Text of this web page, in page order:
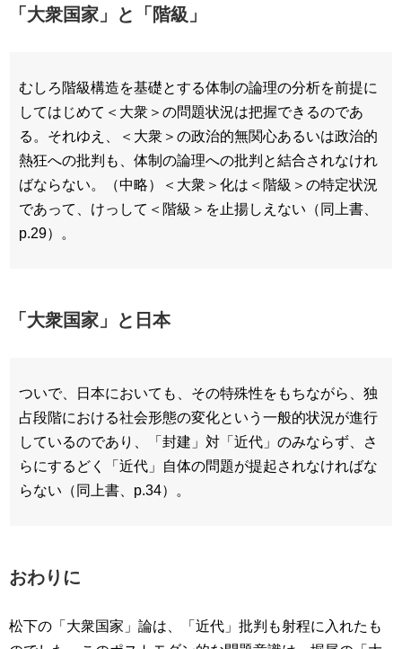
「大衆国家」と「階級」
むしろ階級構造を基礎とする体制の論理の分析を前提に
してはじめて＜大衆＞の問題状況は把握できるのであ
る。それゆえ、＜大衆＞の政治的無関心あるいは政治的
熱狂への批判も、体制の論理への批判と結合されなけれ
ばならない。（中略）＜大衆＞化は＜階級＞の特定状況
であって、けっして＜階級＞を止揚しえない（同上書、
p.29）。
「大衆国家」と日本
ついで、日本においても、その特殊性をもちながら、独
占段階における社会形態の変化という一般的状況が進行
しているのであり、「封建」対「近代」のみならず、さ
らにするどく「近代」自体の問題が提起されなければな
らない（同上書、p.34）。
おわりに
松下の「大衆国家」論は、「近代」批判も射程に入れたも